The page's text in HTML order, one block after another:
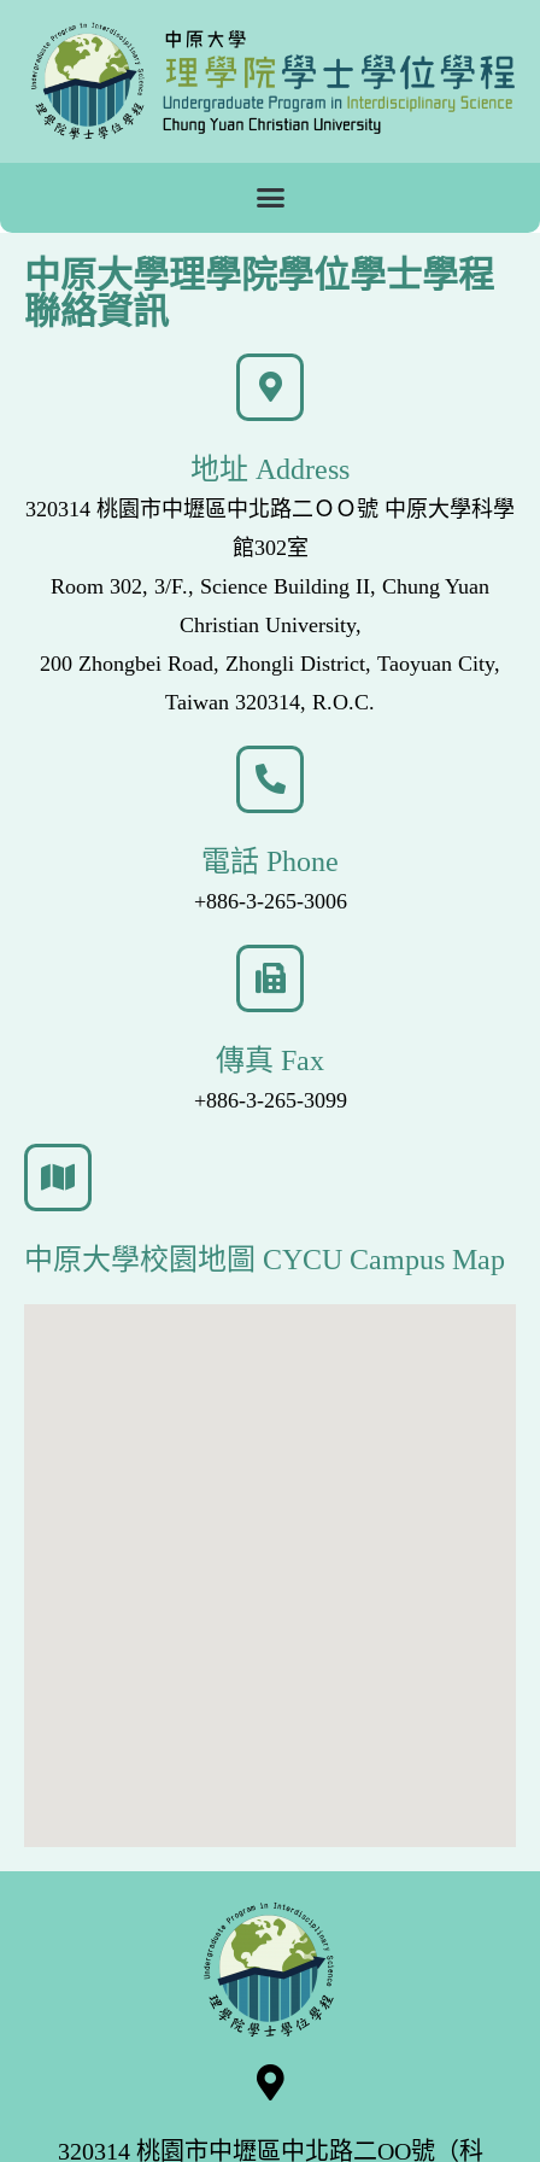
中原大學理學院學位學士學程
聯絡資訊
地址 Address
320314 桃園市中壢區中北路二ＯＯ號 中原大學科學
館302室
Room 302, 3/F., Science Building II, Chung Yuan
Christian University,
200 Zhongbei Road, Zhongli District, Taoyuan City,
Taiwan 320314, R.O.C.
電話 Phone
+886-3-265-3006
傳真 Fax
+886-3-265-3099
中原大學校園地圖 CYCU Campus Map
320314 桃園市中壢區中北路二OO號（科